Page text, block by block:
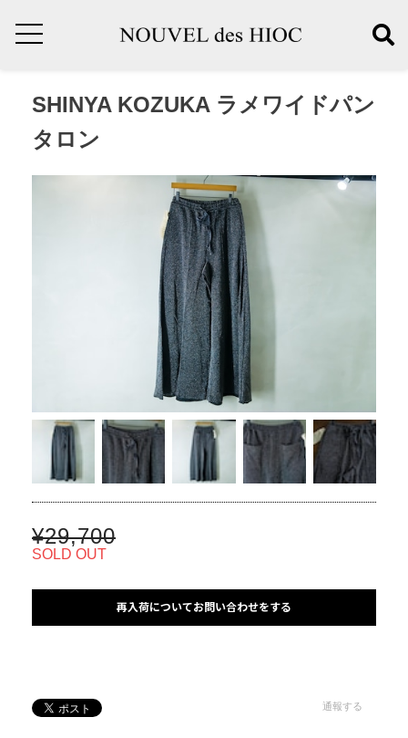
SHINYA KOZUKA ラメワイドパン
タロン
¥29,700
SOLD OUT
再入荷についてお問い合わせをする
通報する